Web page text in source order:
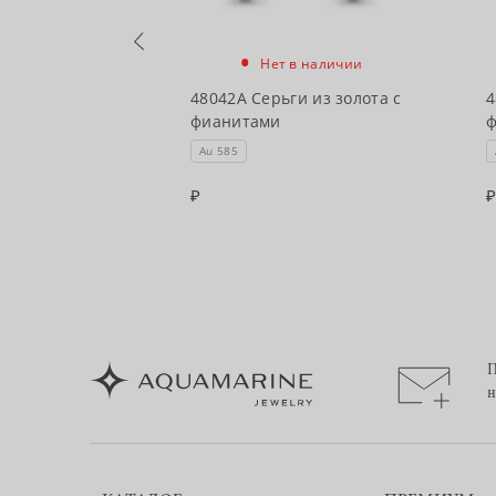
• Нет в наличии
48042А Серьги из золота с
фианитами
Au 585